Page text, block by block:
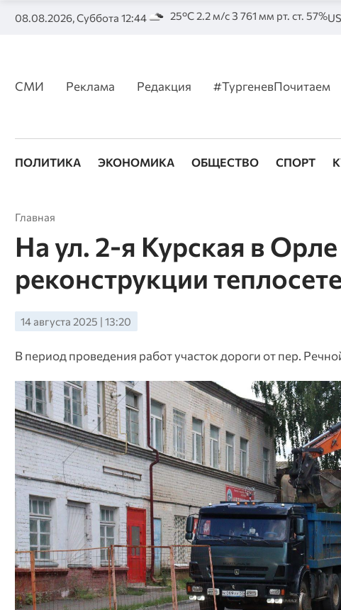
08.08.2026, Суббота 12:44 25°C 2.2 м/с З 761 мм рт. ст. 57%
СМИ Реклама Редакция #ТургеневПочитаем
ПОЛИТИКА ЭКОНОМИКА ОБЩЕСТВО СПОРТ
Главная
На ул. 2-я Курская в
реконструкции
14 августа 2025 | 13:20
В период проведения работ участок дороги от пер.